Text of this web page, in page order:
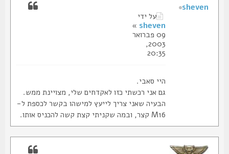
על ידי
sheven
»
09 פברואר
2003,
20:35
היי סאבי.
גם אני רכשתי כזו לאקדחים שלי, מצויינת ממש.
הבעיה שאני צריך לייעץ למישהו בקשר לכספת ל-
sheven